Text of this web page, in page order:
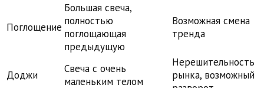
Поглощение
Большая свеча,
полностью
поглощающая
предыдущую
Возможная смена
тренда
Доджи
Свеча с очень
маленьким телом
Нерешительность
рынка, возможный